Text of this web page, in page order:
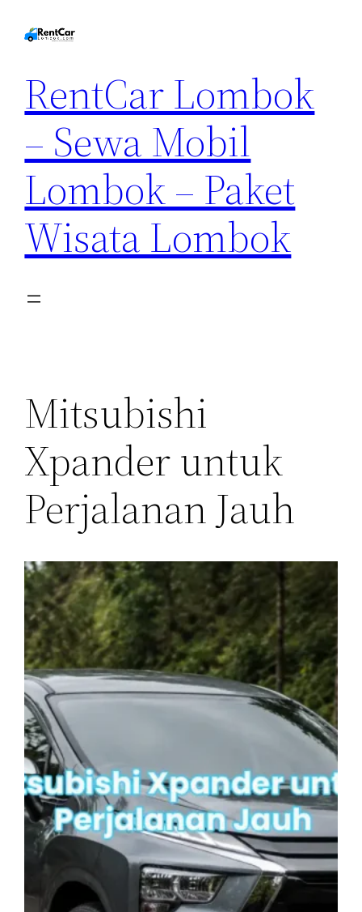
RentCar Lombok
– Sewa Mobil
Lombok – Paket
Wisata Lombok
Mitsubishi
Xpander untuk
Perjalanan Jauh